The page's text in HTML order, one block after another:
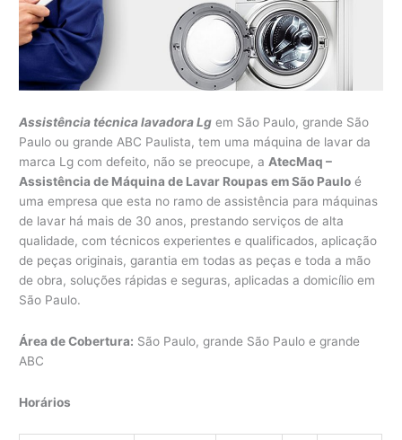
Assistência técnica lavadora Lg em São Paulo, grande São
Paulo ou grande ABC Paulista, tem uma máquina de lavar da
marca Lg com defeito, não se preocupe, aAtecMaq –
Assistência de Máquina de Lavar Roupas em São Paulo é
uma empresa que esta no ramo de assistência para máquinas
de lavar há mais de 30 anos, prestando serviços de alta
qualidade, com técnicos experientes e qualificados, aplicação
de peças originais, garantia em todas as peças e toda a mão
de obra, soluções rápidas e seguras, aplicadas a domicílio em
São Paulo.
Área de Cobertura: São Paulo, grande São Paulo e grande
ABC
Horários